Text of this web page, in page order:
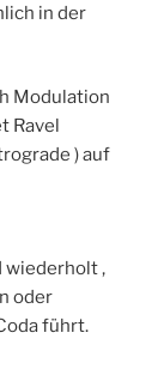
in der
Modulation
Ravel
) auf
wiederholt ,
oder
führt.